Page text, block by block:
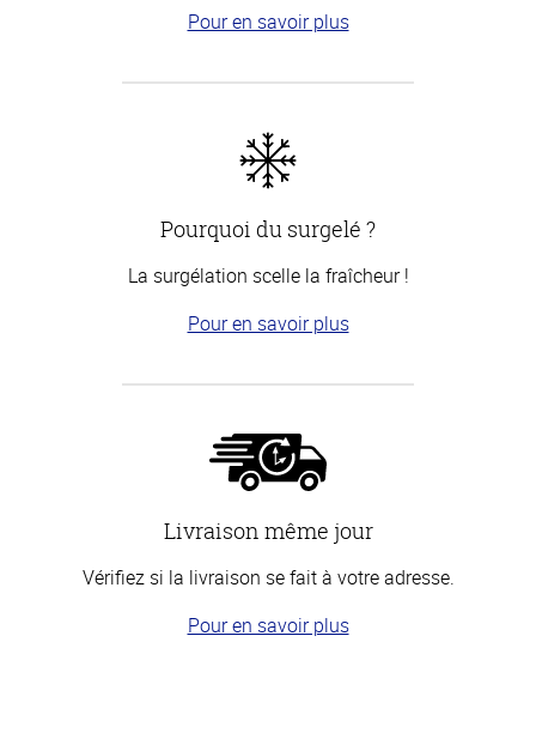
Pour en savoir plus
Pourquoi du surgelé ?
La surgélation scelle la fraîcheur !
Pour en savoir plus
Livraison même jour
Vérifiez si la livraison se fait à votre adresse.
Pour en savoir plus